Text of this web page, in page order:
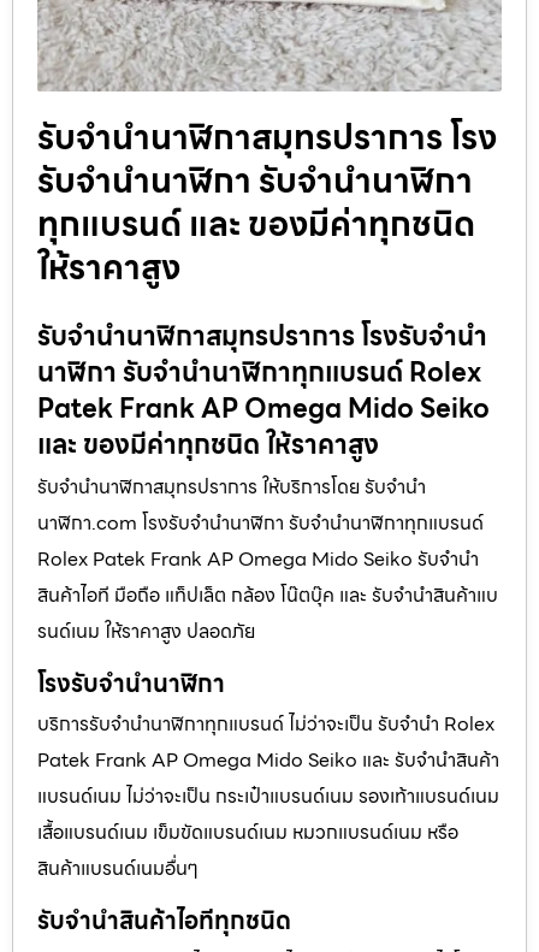
รับจำนำนาฬิกาสมุทรปราการ โรง
รับจำนำนาฬิกา รับจำนำนาฬิกา
ทุกแบรนด์ และ ของมีค่าทุกชนิด
ให้ราคาสูง
รับจำนำนาฬิกาสมุทรปราการ โรงรับจำนำ
นาฬิกา รับจำนำนาฬิกาทุกแบรนด์ Rolex
Patek Frank AP Omega Mido Seiko
และ ของมีค่าทุกชนิด ให้ราคาสูง
รับจำนำนาฬิกาสมุทรปราการ ให้บริการโดย รับจํานํา
นาฬิกา.com โรงรับจำนำนาฬิกา รับจำนำนาฬิกาทุกแบรนด์
Rolex Patek Frank AP Omega Mido Seiko รับจำนำ
สินค้าไอที มือถือ แท็ปเล็ต กล้อง โน๊ตบุ๊ค และ รับจำนำสินค้าแบ
รนด์เนม ให้ราคาสูง ปลอดภัย
โรงรับจำนำนาฬิกา
บริการรับจำนำนาฬิกาทุกแบรนด์ ไม่ว่าจะเป็น รับจำนำ Rolex
Patek Frank AP Omega Mido Seiko และ รับจำนำสินค้า
แบรนด์เนม ไม่ว่าจะเป็น กระเป๋าแบรนด์เนม รองเท้าแบรนด์เนม
เสื้อแบรนด์เนม เข็มขัดแบรนด์เนม หมวกแบรนด์เนม หรือ
สินค้าแบรนด์เนมอื่นๆ
รับจำนำสินค้าไอทีทุกชนิด